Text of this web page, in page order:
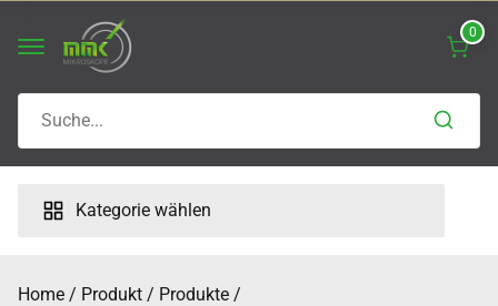
0
for:
Kategorie wählen
Home Produkt
Produkte